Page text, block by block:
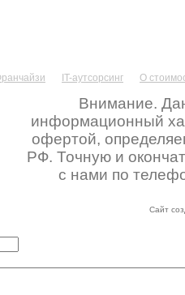
IT-аутсорсинг
О
Внимание.
информационный
офертой,
РФ. Точную и
с нами по
Сайт